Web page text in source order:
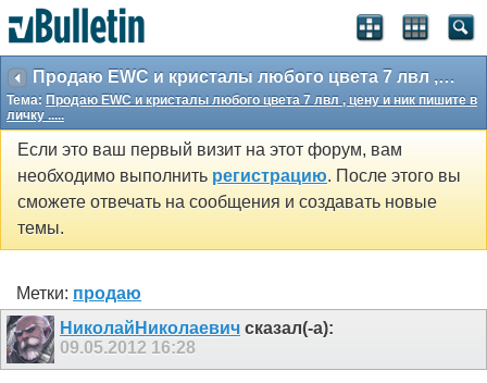
Продаю EWC и кристалы любого цвета 7 лвл , цену и ник пишите в личку .....
Тема: Продаю EWC и кристалы любого цвета 7 лвл , цену и ник пишите в
личку .....
Если это ваш первый визит на этот форум, вам
необходимо выполнить регистрацию. После этого вы
сможете отвечать на сообщения и создавать новые
темы.
Метки: продаю
НиколайНиколаевич сказал(-а):
09.05.2012 16:28